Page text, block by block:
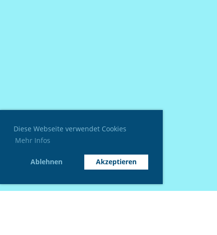
Diese Webseite verwendet Cookies
Mehr Infos
Ablehnen Akzeptieren